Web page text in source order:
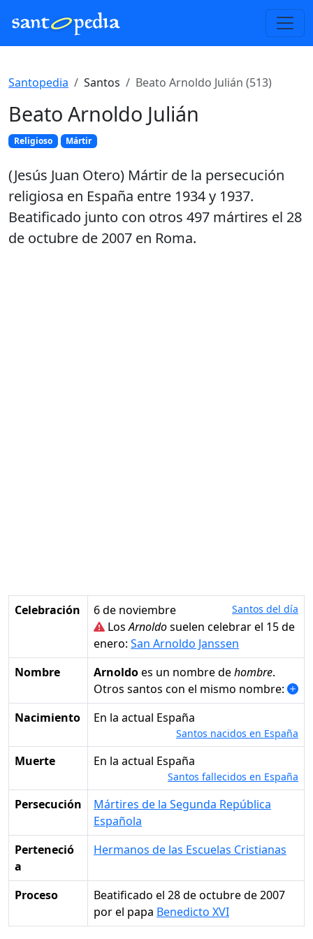
Santopedia Santos Beato Arnoldo Julián (513)
Beato Arnoldo Julián
Religioso Mártir
(Jesús Juan Otero) Mártir de la persecución
religiosa en España entre 1934 y 1937.
Beatificado junto con otros 497 mártires el 28
de octubre de 2007 en Roma.
Celebración 6 de noviembre Santos del día
LosArnoldosuelen celebrar el 15 de
enero: San Arnoldo Janssen
Nombre
Arnoldoes un nombre dehombre.
Otros santos con el mismo nombre:
Nacimiento
en la actual España
Santos nacidos en España
Muerte en la actual España
Santos fallecidos en España
Persecución
Mártires de la Segunda República
Española
Perteneció
a
Hermanos de las Escuelas Cristianas
Proceso
Beatificado el 28 de octubre de 2007
por el papa Benedicto XVI